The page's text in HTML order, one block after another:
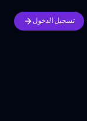
تسجيل الدخول